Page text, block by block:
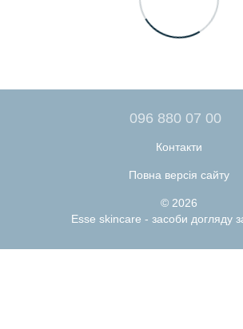
096 880 07 00
Контакти
Повна версія сайту
© 2026
Esse skincare - засоби догляду